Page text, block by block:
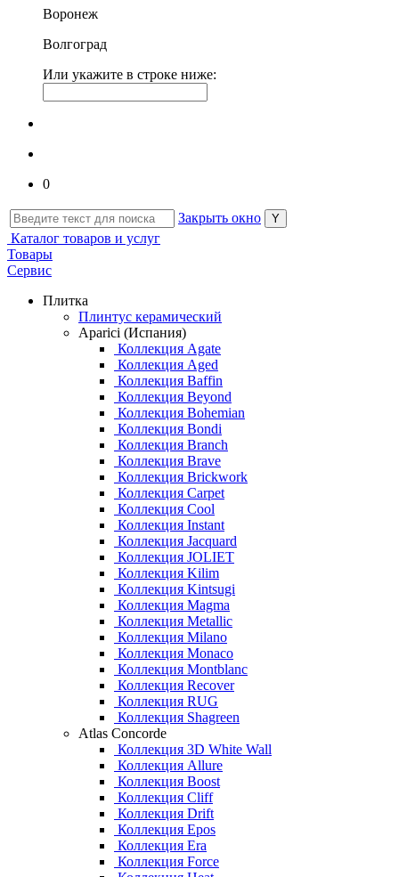
Воронеж
Волгоград
Или укажите в строке ниже:
0
Закрыть окно
Каталог товаров и услуг
Товары
Сервис
Плитка
Плинтус керамический
Aparici (Испания)
Коллекция Agate
Коллекция Aged
Коллекция Baffin
Коллекция Beyond
Коллекция Bohemian
Коллекция Bondi
Коллекция Branch
Коллекция Brave
Коллекция Brickwork
Коллекция Carpet
Коллекция Cool
Коллекция Instant
Коллекция Jacquard
Коллекция JOLIET
Коллекция Kilim
Коллекция Kintsugi
Коллекция Magma
Коллекция Metallic
Коллекция Milano
Коллекция Monaco
Коллекция Montblanc
Коллекция Recover
Коллекция RUG
Коллекция Shagreen
Atlas Concorde
Коллекция 3D White Wall
Коллекция Allure
Коллекция Boost
Коллекция Cliff
Коллекция Drift
Коллекция Epos
Коллекция Era
Коллекция Force